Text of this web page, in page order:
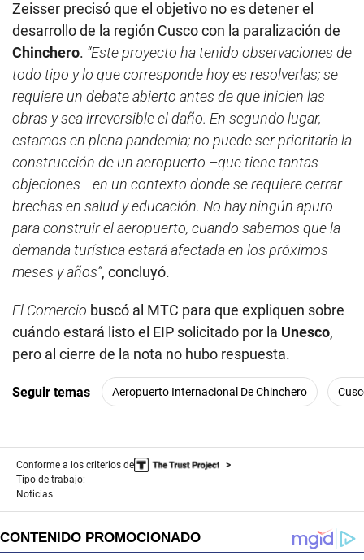
Zeisser precisó que el objetivo no es detener el
desarrollo de la región Cusco con la paralización de
Chinchero. “Este proyecto ha tenido observaciones de
todo tipo y lo que corresponde hoy es resolverlas; se
requiere un debate abierto antes de que inicien las
obras y sea irreversible el daño. En segundo lugar,
estamos en plena pandemia; no puede ser prioritaria la
construcción de un aeropuerto –que tiene tantas
objeciones– en un contexto donde se requiere cerrar
brechas en salud y educación. No hay ningún apuro
para construir el aeropuerto, cuando sabemos que la
demanda turística estará afectada en los próximos
meses y años”, concluyó.
El Comercio buscó al MTC para que expliquen sobre
cuándo estará listo el EIP solicitado por la Unesco,
pero al cierre de la nota no hubo respuesta.
Seguir temas Aeropuerto Internacional De Chinchero
Conforme a los criterios de
Tipo de trabajo:
Noticias